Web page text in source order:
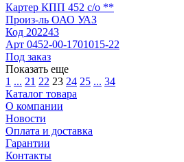
Картер КПП 452 с/о **
Произ-ль ОАО УАЗ
Код 202243
Арт 0452-00-1701015-22
Под заказ
Показать еще
1 ... 21 22 23 24 25 ... 34
Каталог товара
О компании
Новости
Оплата и доставка
Гарантии
Контакты